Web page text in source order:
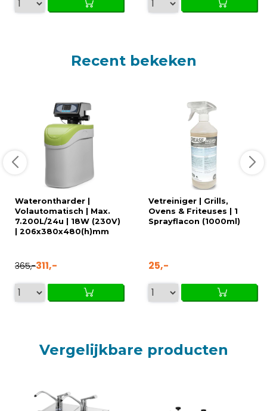
Recent bekeken
Waterontharder |
Volautomatisch | Max.
7.200L/24u | 18W (230V)
| 206x380x480(h)mm
365,-311,-
Vetreiniger | Grills,
Ovens & Friteuses | 1
Sprayflacon (1000ml)
25,-
Vergelijkbare producten